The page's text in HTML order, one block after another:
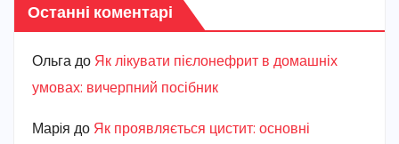
Останні коментарі
Ольга до Як лікувати пієлонефрит в домашніх
умовах: вичерпний посібник
Марiя до Як проявляється цистит: основні